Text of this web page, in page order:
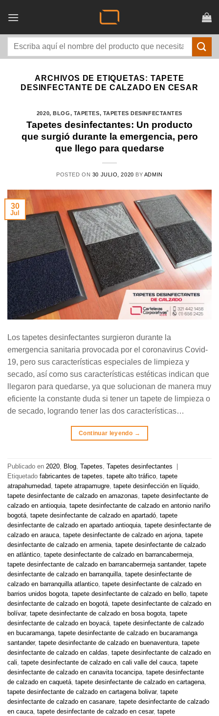
Buscar
ARCHIVOS DE ETIQUETAS: TAPETE
DESINFECTANTE DE CALZADO EN CESAR
2020,BLOG, TAPETES, TAPETES DESINFECTANTES
Tapetes desinfectantes: Un producto
que surgió durante la emergencia, pero
que llego para quedarse
POSTED ON 30 JULIO, 2020 BY ADMIN
30
Jul
Los tapetes desinfectantes surgieron durante la
emergencia sanitaria provocada por el coronavirus Covid-
19, pero sus características especiales de limpieza y
secado, así como sus características estéticas indican que
llegaron para quedarse, ya que solucionan de manera muy
eficiente la constante duda si tener un tapete de limpieza o
de secado, logrando tener las dos características…
Continuar leyendo →
Publicado en 2020, Blog, Tapetes, Tapetes desinfectantes
Etiquetado fabricantes de tapetes, tapete alto tráfico, tapete
atrapahumedad, tapete atrapamugre, tapete desinfección en líquido,
tapete desinfectante de calzado en amazonas, tapete desinfectante de
calzado en antioquia, tapete desinfectante de calzado en antonio nariño
bogotá, tapete desinfectante de calzado en apartadó, tapete
desinfectante de calzado en apartado antioquia, tapete desinfectante de
calzado en arauca, tapete desinfectante de calzado en arjona, tapete
desinfectante de calzado en armenia, tapete desinfectante de calzado
en atlántico, tapete desinfectante de calzado en barrancabermeja,
tapete desinfectante de calzado en barrancabermeja santander, tapete
desinfectante de calzado en barranquilla, tapete desinfectante de
calzado en barranquilla atlantico, tapete desinfectante de calzado en
barrios unidos bogota, tapete desinfectante de calzado en bello, tapete
desinfectante de calzado en bogotá, tapete desinfectante de calzado en
bolívar, tapete desinfectante de calzado en bosa bogota, tapete
desinfectante de calzado en boyacá, tapete desinfectante de calzado
en bucaramanga, tapete desinfectante de calzado en bucaramanga
santander, tapete desinfectante de calzado en buenaventura, tapete
desinfectante de calzado en caldas, tapete desinfectante de calzado en
cali, tapete desinfectante de calzado en cali valle del cauca, tapete
desinfectante de calzado en canavita tocancipa, tapete desinfectante
de calzado en caquetá, tapete desinfectante de calzado en cartagena,
tapete desinfectante de calzado en cartagena bolivar, tapete
desinfectante de calzado en casanare, tapete desinfectante de calzado
en cauca, tapete desinfectante de calzado en cesar, tapete